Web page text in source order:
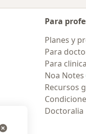
Para
Planes y
Para
Para
Noa Notes
Recursos
Doctoralia